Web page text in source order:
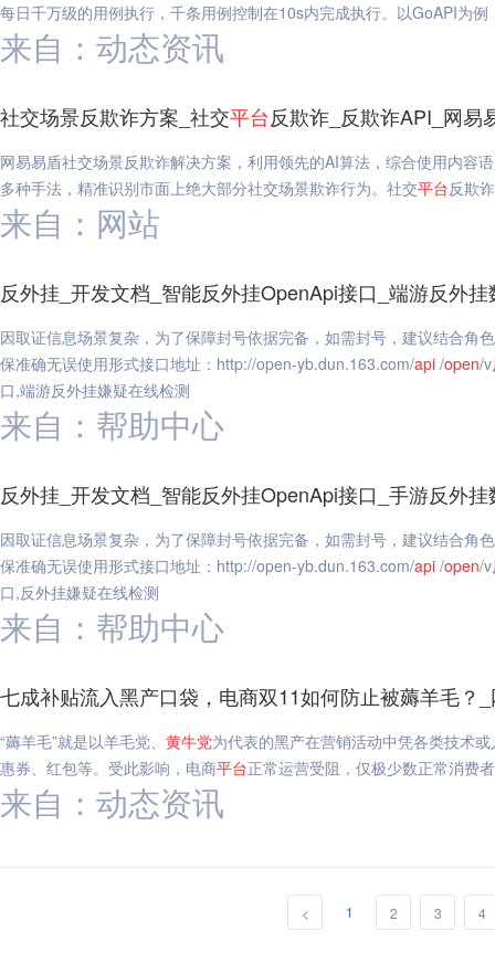
每日千万级的用例执行，千条用例控制在10s内完成执行。以GoAPI为
来自：动态资讯
社交场景反欺诈方案_社交平台反欺诈_反欺诈API_网易
网易易盾社交场景反欺诈解决方案，利用领先的AI算法，综合使用内容
多种手法，精准识别市面上绝大部分社交场景欺诈行为。社交平台反欺
来自：网站
反外挂_开发文档_智能反外挂OpenApi接口_端游反外
因取证信息场景复杂，为了保障封号依据完备，如需封号，建议结合角
保准确无误使用形式接口地址：http://open-yb.dun.163.com/api /open/
口,端游反外挂嫌疑在线检测
来自：帮助中心
反外挂_开发文档_智能反外挂OpenApi接口_手游反外
因取证信息场景复杂，为了保障封号依据完备，如需封号，建议结合角
保准确无误使用形式接口地址：http://open-yb.dun.163.com/api /open/
口,反外挂嫌疑在线检测
来自：帮助中心
七成补贴流入黑产口袋，电商双11如何防止被薅羊毛？
“薅羊毛”就是以羊毛党、 黄牛党为代表的黑产在营销活动中凭各类技术
惠券、红包等。受此影响，电商平台正常运营受阻，仅极少数正常消费
来自：动态资讯
< 1 2 3 4